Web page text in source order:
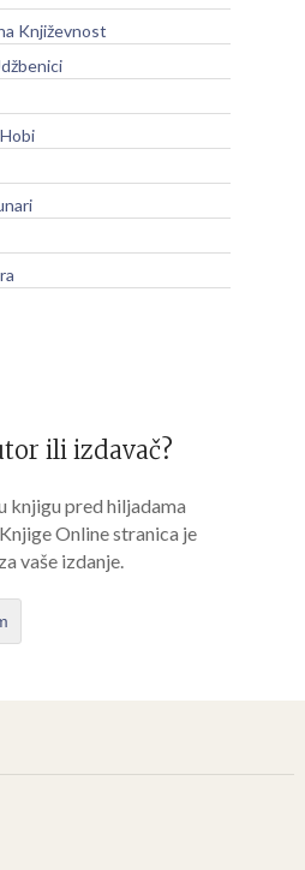
Književnost
ili izdavač?
knjigu pred hiljadama
Online stranica je
vaše izdanje.